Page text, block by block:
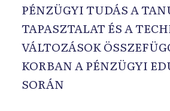
PÉNZÜGYI TUDÁS A
TAPASZTALAT ÉS A
VÁLTOZÁSOK
KORBAN A PÉNZÜGYI
SORÁN